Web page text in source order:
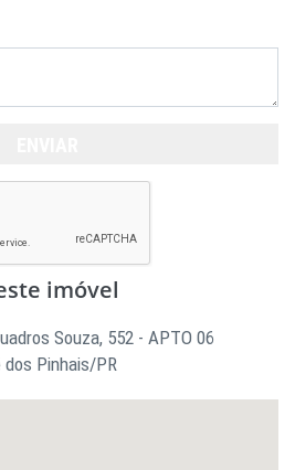
imóvel
Souza, 552 - APTO 06
dos Pinhais/PR